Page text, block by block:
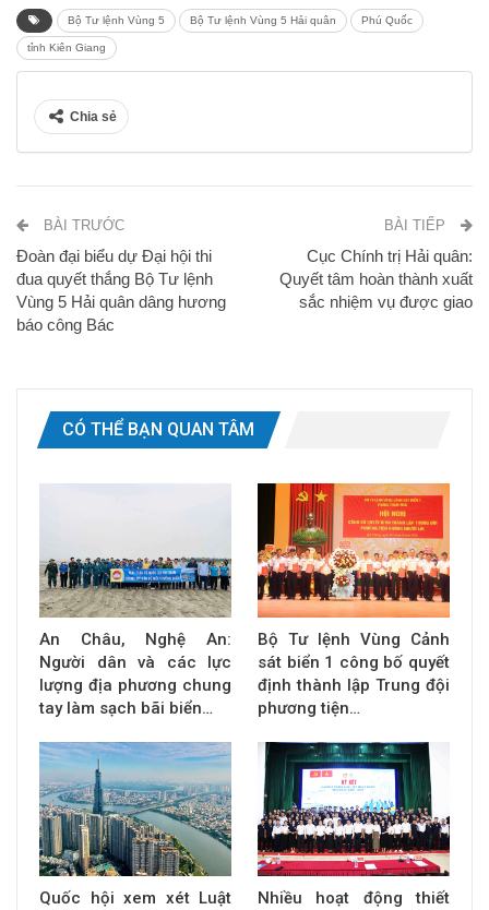
Bộ Tư lệnh Vùng 5 Bộ Tư lệnh Vùng 5 Hải quân Phú Quốc
tỉnh Kiên Giang
Chia sẻ
BÀI TRƯỚC
Đoàn đại biểu dự Đại hội thi
đua quyết thắng Bộ Tư lệnh
Vùng 5 Hải quân dâng hương
báo công Bác
BÀI TIẾP
Cục Chính trị Hải quân:
Quyết tâm hoàn thành xuất
sắc nhiệm vụ được giao
CÓ THỂ BẠN QUAN TÂM
An Châu, Nghệ An:
Người dân và các lực
lượng địa phương chung
tay làm sạch bãi biển…
Bộ Tư lệnh Vùng Cảnh
sát biển 1 công bố quyết
định thành lập Trung đội
phương tiện…
Quốc hội xem xét Luật
Nhiều hoạt động thiết